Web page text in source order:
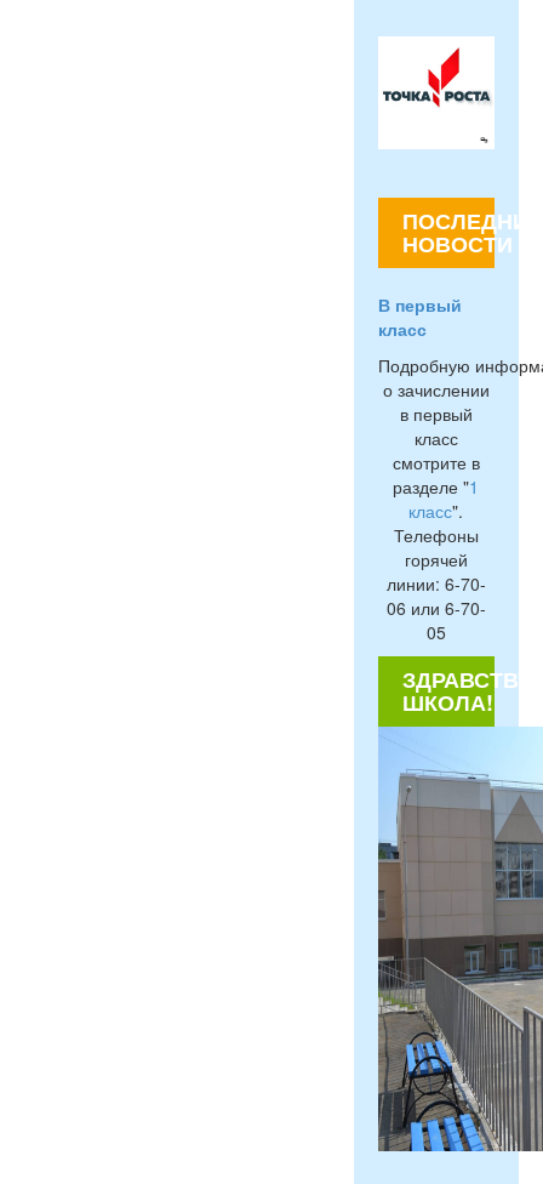
ПОСЛЕДНИЕ
НОВОСТИ
В первый
класс
Подробную
о зачислении
в первый
класс
смотрите в
разделе "1
класс".
Телефоны
горячей
линии: 6-70-
06 или 6-70-
05
ШКОЛА!